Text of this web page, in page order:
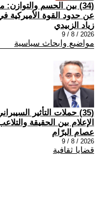
عن حدود القوة الأميركية
زياد الزبيدي
2026 / 8 / 9
مواضيع وابحاث سياسية
(35) حملات التأثير
الإعلام بين الحقيقة
عصام البرّام
2026 / 8 / 9
قضايا ثقافية